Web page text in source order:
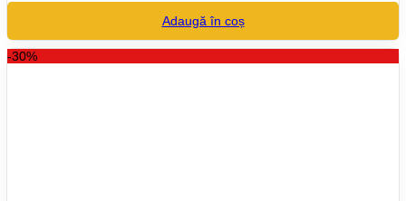
fost:
250,00 lei.
Adaugă în coș
-30%